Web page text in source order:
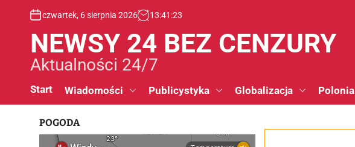
czwartek, 6 sierpnia 2026 13:41 :24
NEWSY 24 BEZ CENZURY
Aktualności 24/7
Start Wiadomości Publicystyka Globalizacja Polonia
POGODA